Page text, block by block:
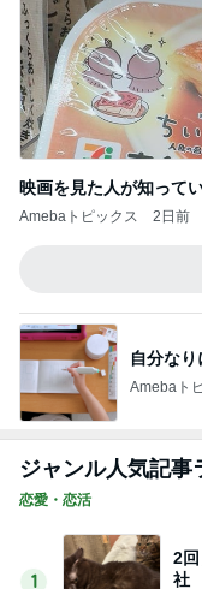
映画を見た人が知って
Amebaトピックス 2日前
自分な
Amebaト
ジャンル人気記事
恋愛・恋活
1
2
社